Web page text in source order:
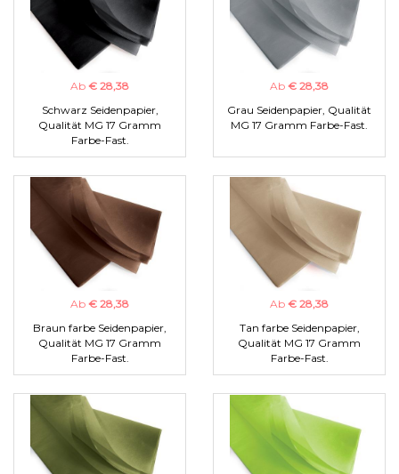
Ab € 28,38
Schwarz Seidenpapier,
Qualität MG 17 Gramm
Farbe-Fast.
Ab € 28,38
Grau Seidenpapier, Qualität
MG 17 Gramm Farbe-Fast.
Ab € 28,38
Braun farbe Seidenpapier,
Qualität MG 17 Gramm
Farbe-Fast.
Ab € 28,38
Tan farbe Seidenpapier,
Qualität MG 17 Gramm
Farbe-Fast.